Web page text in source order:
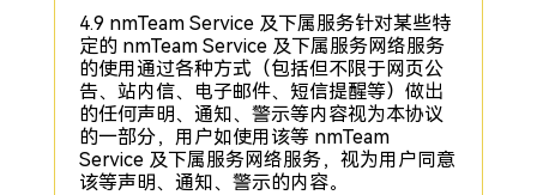
4.9 nmTeam Service 及下属服务针对某些特
定的 nmTeam Service 及下属服务网络服务
的使用通过各种方式（包括但不限于网页公
告、站内信、电子邮件、短信提醒等）做出
的任何声明、通知、警示等内容视为本协议
的一部分，用户如使用该等 nmTeam
Service 及下属服务网络服务，视为用户同意
该等声明、通知、警示的内容。